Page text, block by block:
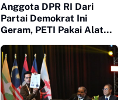
Anggota DPR RI Dari
Partai Demokrat Ini
Geram, PETI Pakai Alat
Tidak Tersentuh Hukum